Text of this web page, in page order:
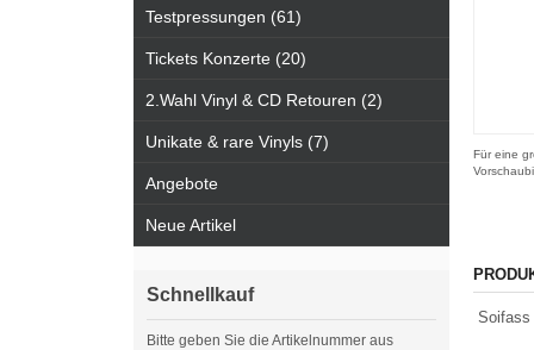
Für eine
Soifass
Testpressungen (61)
Tickets Konzerte (20)
2.Wahl Vinyl & CD Retouren (2)
Unikate & rare Vinyls (7)
Angebote
Neue Artikel
Schnellkauf
Bitte geben Sie die Artikelnummer aus